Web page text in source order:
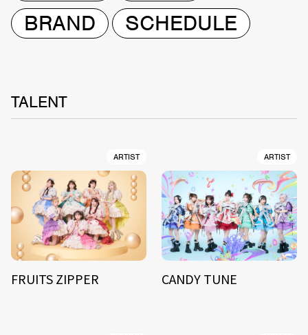
BRAND
SCHEDULE
TALENT
ARTIST
FRUITS ZIPPER
ARTIST
CANDY TUNE